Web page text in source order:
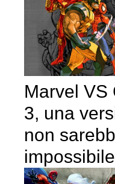
Marvel VS
3, una
non
impossibile